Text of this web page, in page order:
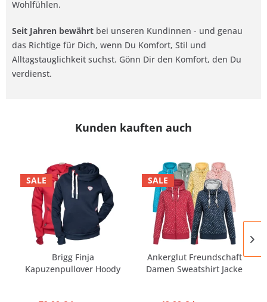
Wohlfühlen.
Seit Jahren bewährt bei unseren Kundinnen - und genau
das Richtige für Dich, wenn Du Komfort, Stil und
Alltagstauglichkeit suchst. Gönn Dir den Komfort, den Du
verdienst.
Kunden kauften auch
SALE
Brigg Finja
Kapuzenpullover Hoody
SALE
Ankerglut Freundschaft
Damen Sweatshirt Jacke